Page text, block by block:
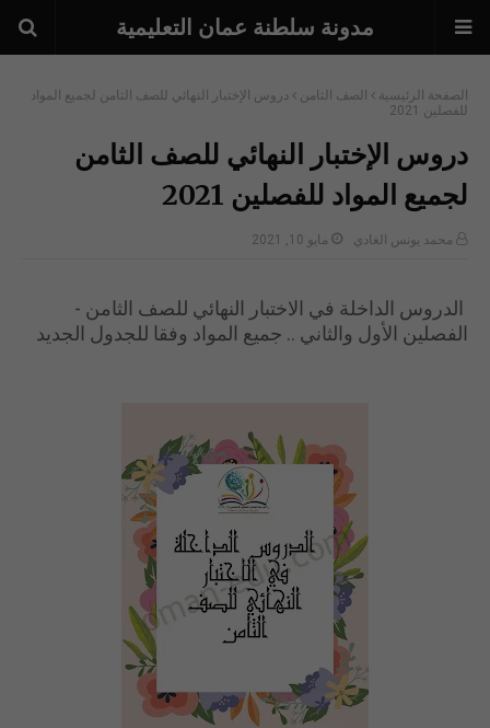
مدونة سلطنة عمان التعليمية
الصفحة الرئيسية الصف الثامن
دروس الإختبار النهائي للصف الثامن لجميع المواد
للفصلين 2021
دروس الإختبار النهائي للصف الثامن
لجميع المواد للفصلين 2021
محمد يونس الغادي مايو 10, 2021
الدروس الداخلة في الاختبار النهائي للصف الثامن -
الفصلين الأول والثاني .. جميع المواد وفقا للجدول الجديد